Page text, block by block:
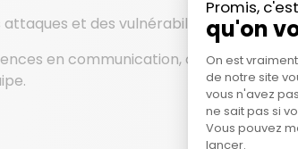
et des vulnérabilités courantes
en communication, capable de